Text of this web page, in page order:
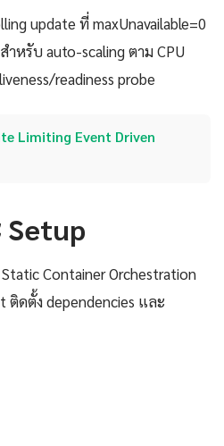
update ที่ maxUnavailable=0
ำหรับ auto-scaling ตาม CPU
readiness probe
Limiting Event Driven
Setup
Container Orchestration
ติดตั้ง dependencies และ